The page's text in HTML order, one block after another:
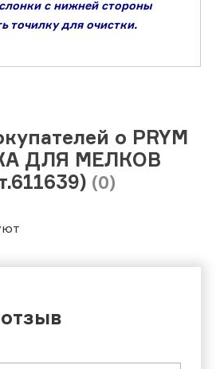
с нижней стороны
точилку для очистки.
о PRYM
ДЛЯ МЕЛКОВ
(0)